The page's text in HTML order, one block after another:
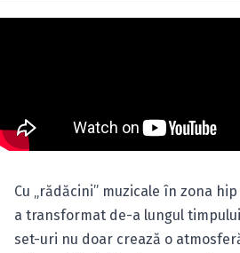
Cu „rădăcini” muzicale în zona
a transformat de-a lungul
set-uri nu doar crează o